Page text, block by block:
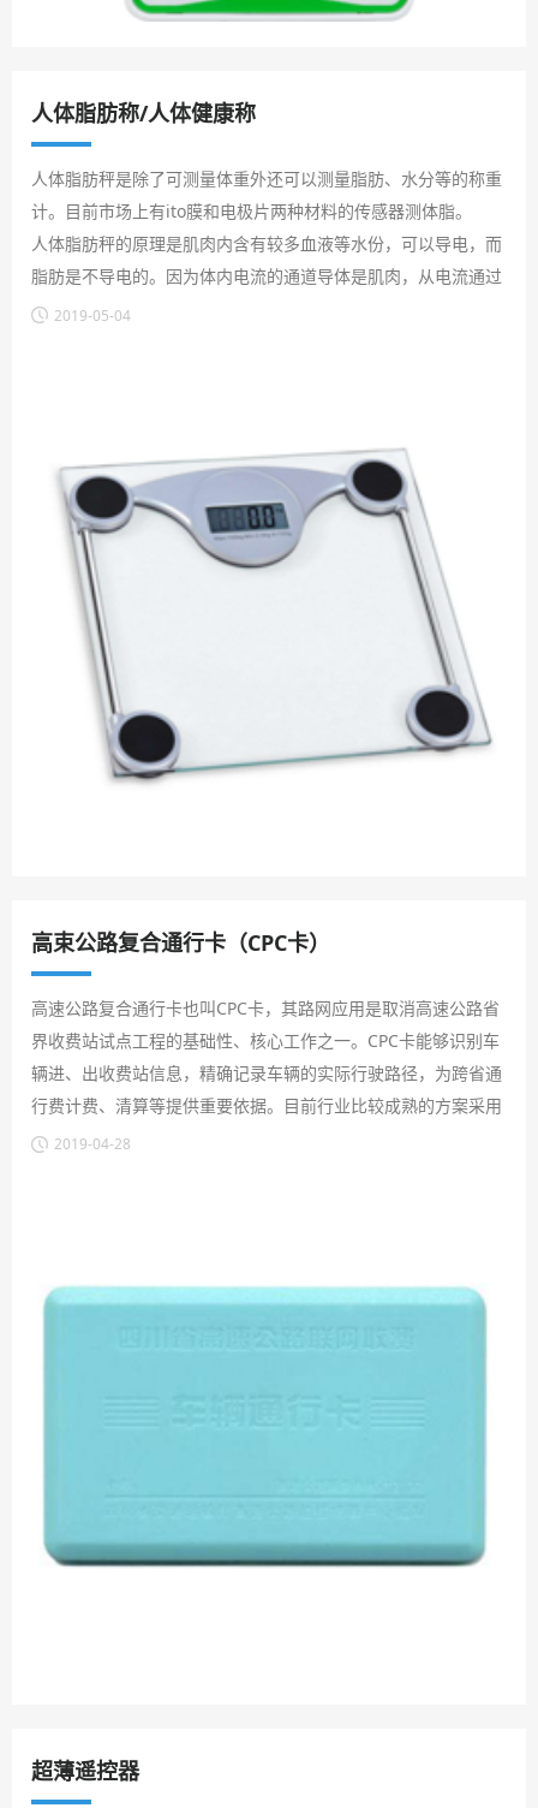
人体脂肪称/人体健康称
人体脂肪秤是除了可测量体重外还可以测量脂肪、水分等的称重
计。目前市场上有ito膜和电极片两种材料的传感器测体脂。
人体脂肪秤的原理是肌肉内含有较多血液等水份，可以导电，而
脂肪是不导电的。因为体内电流的通道导体是肌肉，从电流通过
的难易度可以知道肌肉的重量，由此可判断，在体重的比例。
2019-05-04
高束公路复合通行卡（CPC卡）
高速公路复合通行卡也叫CPC卡，其路网应用是取消高速公路省
界收费站试点工程的基础性、核心工作之一。CPC卡能够识别车
辆进、出收费站信息，精确记录车辆的实际行驶路径，为跨省通
行费计费、清算等提供重要依据。目前行业比较成熟的方案采用
CR3032，CR2450电池等。
2019-04-28
超薄遥控器